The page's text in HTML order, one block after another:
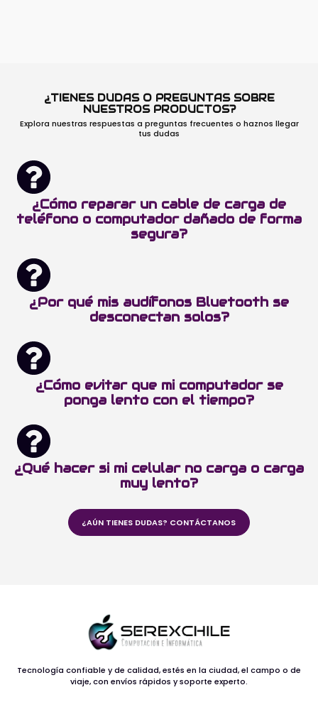
¿TIENES DUDAS O PREGUNTAS SOBRE
NUESTROS PRODUCTOS?
Explora nuestras respuestas a preguntas frecuentes o haznos llegar
tus dudas
¿Cómo reparar un cable de carga de
teléfono o computador dañado de forma
segura?
¿Por qué mis audífonos Bluetooth se
desconectan solos?
¿Cómo evitar que mi computador se
ponga lento con el tiempo?
¿Qué hacer si mi celular no carga o carga
muy lento?
¿AÚN TIENES DUDAS? CONTÁCTANOS
Tecnología confiable y de calidad, estés en la ciudad, el campo o de
viaje, con envíos rápidos y soporte experto.